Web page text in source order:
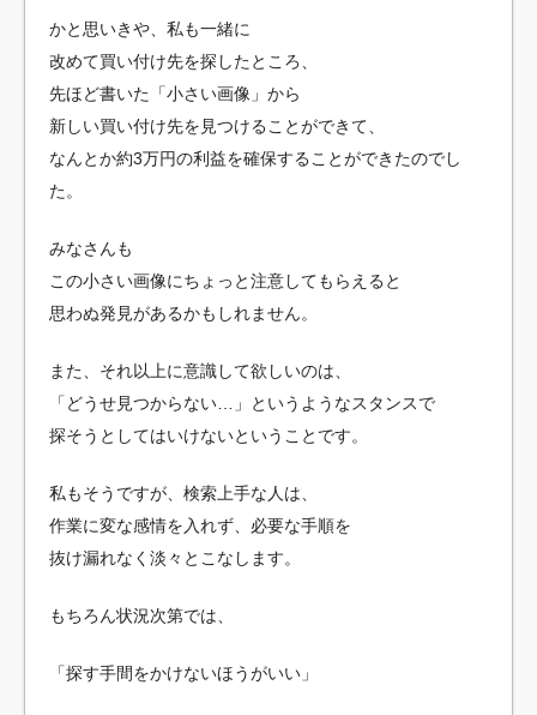
かと思いきや、私も一緒に
改めて買い付け先を探したところ、
先ほど書いた「小さい画像」から
新しい買い付け先を見つけることができて、
なんとか約3万円の利益を確保することができたのでし
た。
みなさんも
この小さい画像にちょっと注意してもらえると
思わぬ発見があるかもしれません。
また、それ以上に意識して欲しいのは、
「どうせ見つからない…」というようなスタンスで
探そうとしてはいけないということです。
私もそうですが、検索上手な人は、
作業に変な感情を入れず、必要な手順を
抜け漏れなく淡々とこなします。
もちろん状況次第では、
「探す手間をかけないほうがいい」